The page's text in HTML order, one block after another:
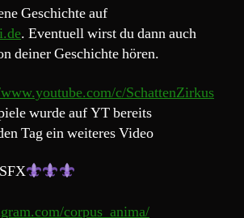
Geschichte auf
. Eventuell wirst du dann auch
deiner Geschichte hören.
c/SchattenZirkus
wurde auf YT bereits
Tag ein weiteres Video
corpus_anima/